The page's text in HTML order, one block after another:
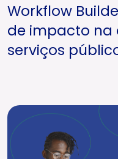
Workflow
de impacto na
serviços